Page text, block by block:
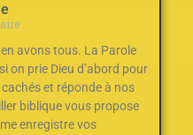
avons tous. La Parole
on prie Dieu d’abord pour
et réponde à nos
biblique vous propose
enregistre vos